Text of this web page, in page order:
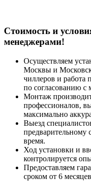
Cтоимость и
менеджерами!
Осуществляем
Москвы и
чиллеров и
по согласованию с
Монтаж
профессионалов,
максимально
Выезд
предварительному
время.
Ход установки и
контролируется
Предоставляем
сроком от 6